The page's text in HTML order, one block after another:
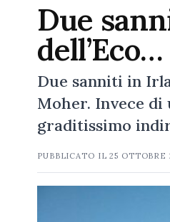
Due
Due sanniti in
Moher. Invece
graditissimo
PUBBLICATO IL25 OTTOBRE